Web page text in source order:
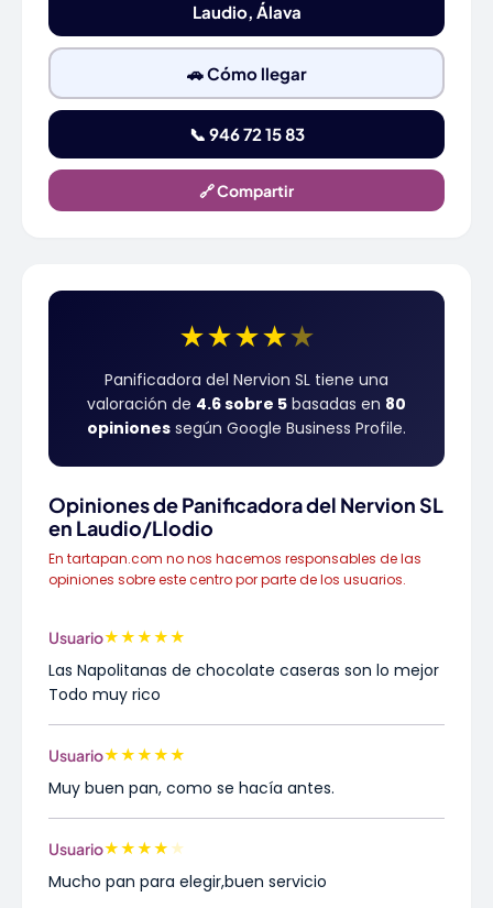
Laudio, Álava
🚗 Cómo llegar
📞 946 72 15 83
🔗 Compartir
★★★★★
Panificadora del Nervion SL tiene una
valoración de 4.6 sobre 5 basadas en 80
opiniones según Google Business Profile.
Opiniones de Panificadora del Nervion SL
en Laudio/Llodio
En tartapan.com no nos hacemos responsables de las
opiniones sobre este centro por parte de los usuarios.
Usuario★★★★★
Las Napolitanas de chocolate caseras son lo mejor
Todo muy rico
Usuario★★★★★
Muy buen pan, como se hacía antes.
Usuario★★★★ ★
Mucho pan para elegir,buen servicio